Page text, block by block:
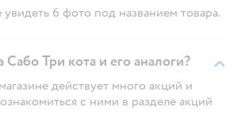
6 фото под названием товара.
Сабо Три кота и его аналоги?
действует много акций и
с ними в разделе акций